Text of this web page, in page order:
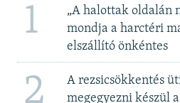
1
„A halottak oldalán
mondja a harctéri
elszállító önkéntes
2
A rezsicsökkentés
megegyezni készül